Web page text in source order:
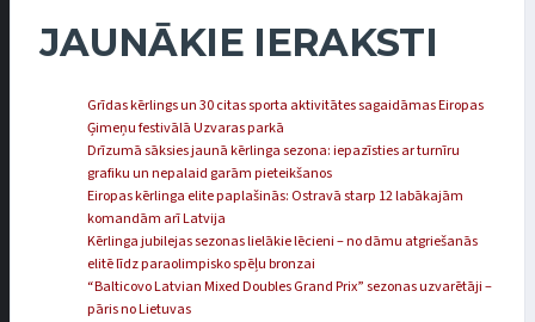
JAUNĀKIE IERAKSTI
Grīdas kērlings un 30 citas sporta aktivitātes sagaidāmas Eiropas
Ģimeņu festivālā Uzvaras parkā
Drīzumā sāksies jaunā kērlinga sezona: iepazīsties ar turnīru
grafiku un nepalaid garām pieteikšanos
Eiropas kērlinga elite paplašinās: Ostravā starp 12 labākajām
komandām arī Latvija
Kērlinga jubilejas sezonas lielākie lēcieni – no dāmu atgriešanās
elitē līdz paraolimpisko spēļu bronzai
“Balticovo Latvian Mixed Doubles Grand Prix” sezonas uzvarētāji –
pāris no Lietuvas